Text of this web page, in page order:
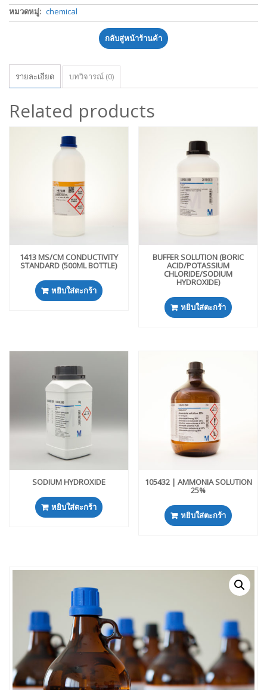
หมวดหมู่: chemical
กลับสู่หน้าร้านค้า
รายละเอียด บทวิจารณ์ (0)
Related products
1413 ΜS/CM CONDUCTIVITY
STANDARD (500ML BOTTLE)
หยิบใส่ตะกร้า
BUFFER SOLUTION (BORIC
ACID/POTASSIUM
CHLORIDE/SODIUM
HYDROXIDE)
หยิบใส่ตะกร้า
SODIUM HYDROXIDE
หยิบใส่ตะกร้า
105432 | AMMONIA SOLUTION
25%
หยิบใส่ตะกร้า